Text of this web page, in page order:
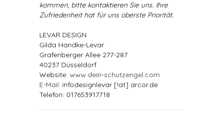
kommen, bitte kontaktieren Sie uns. Ihre
Zufriedenheit hat für uns oberste Priorität.
LEVAR DESIGN
Gilda Handke-Levar
Grafenberger Allee 277-287
40237 Düsseldorf
Website: www.dein-schutzengel.com
E-Mail: infodesignlevar [!at] arcor.de
Telefon: 017653917718